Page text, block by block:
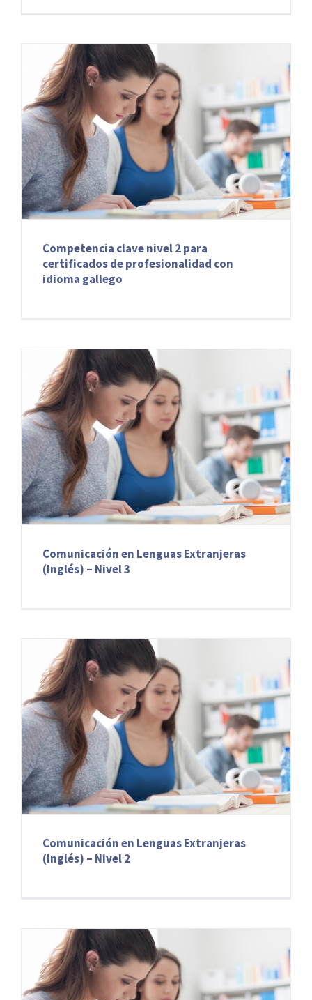
Competencia clave nivel 2 para
certificados de profesionalidad con
idioma gallego
Comunicación en Lenguas Extranjeras
(Inglés) – Nivel 3
Comunicación en Lenguas Extranjeras
(Inglés) – Nivel 2